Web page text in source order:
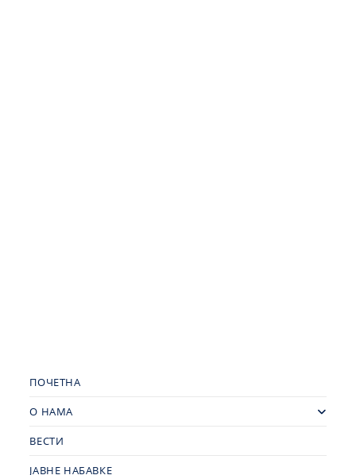
ПОЧЕТНА
О НАМА
ВЕСТИ
ЈАВНЕ НАБАВКЕ